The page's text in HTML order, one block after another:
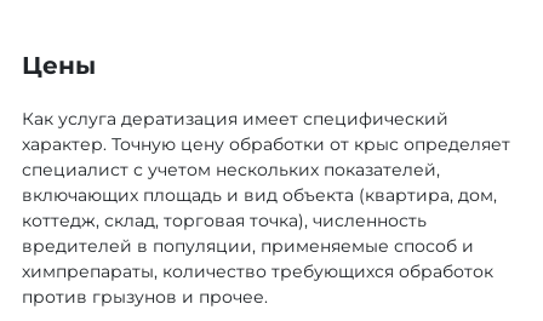
Цены
Как услуга дератизация имеет специфический
характер. Точную цену обработки от крыс определяет
специалист с учетом нескольких показателей,
включающих площадь и вид объекта (квартира, дом,
коттедж, склад, торговая точка), численность
вредителей в популяции, применяемые способ и
химпрепараты, количество требующихся обработок
против грызунов и прочее.